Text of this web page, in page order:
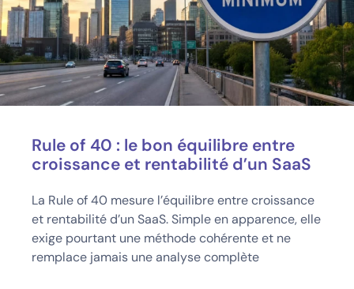
Rule of 40 : le bon équilibre entre
croissance et rentabilité d’un SaaS
La Rule of 40 mesure l’équilibre entre croissance
et rentabilité d’un SaaS. Simple en apparence, elle
exige pourtant une méthode cohérente et ne
remplace jamais une analyse complète